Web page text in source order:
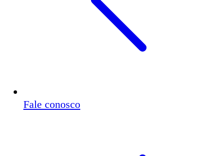
Fale conosco